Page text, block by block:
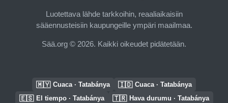
Luotettava lähde tarkkoihin, reaaliaikaisiin
sääennusteisiin kaupungeille ympäri maailmaa.
Sää.org © 2026. Kaikki oikeudet pidätetään.
🇲🇾 Cuaca · Tatabánya 🇮🇩 Cuaca · Tatabánya
🇪🇸 El tiempo · Tatabánya 🇹🇷 Hava durumu · Tatabánya